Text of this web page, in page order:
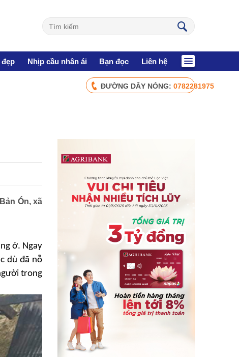
Nhịp cầu nhân ái Bạn đọc Liên hệ
CHÍNH SÁCH AN SINH
Bảo hiểm xã hội - Bảo hiểm y tế
Y tế và sức khỏe
NHỊP CẦU NHÂN ÁI
ĐƯỜNG DÂY NÓNG: 0782281975
Ón, xã
ở. Ngay
dù đã nỗ
trong